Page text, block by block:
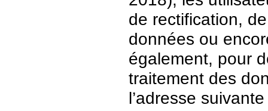
de rectification,
données ou
également, pour
traitement des
l’adresse